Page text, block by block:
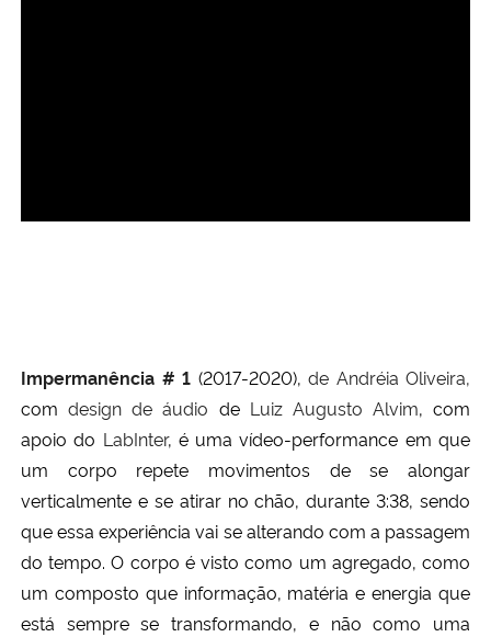
Controladoria-Geral da União
Ministério da Mulher, da Família e dos Direitos Humanos
Secretaria-Geral
Secretaria de Governo
Impermanência # 1 (2017-2020), de Andréia Oliveira,
comdesign de áudio de Luiz Augusto Alvim, com
apoio do LabInter, é uma vídeo-performance em que
um corpo repete movimentos de se alongar
verticalmente e se atirar no chão, durante 3:38, sendo
que essa experiência vai se alterando com a passagem
do tempo. O corpo é visto como um agregado, como
um composto que informação, matéria e energia que
está sempre se transformando, e não como uma